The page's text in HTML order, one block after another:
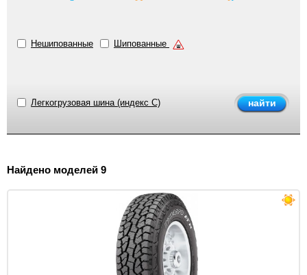
Нешипованные Шипованные
Легкогрузовая шина (индекс C)
Найдено моделей 9